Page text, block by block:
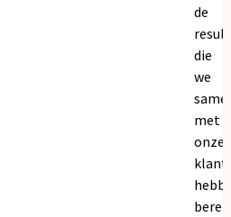
de
die
we
met
onze